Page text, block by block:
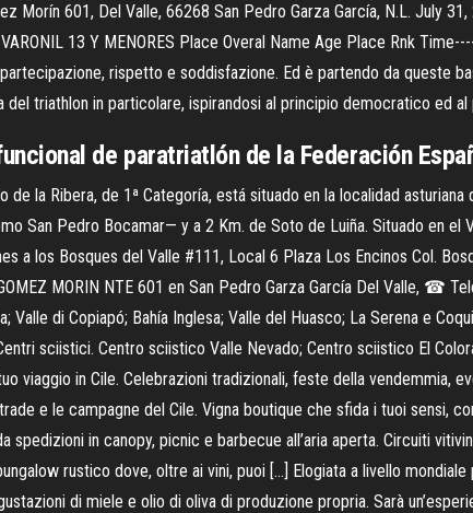
Morín 601, Del Valle, 66268 San Pedro Garza García, N.L. July
13 Y MENORES Place Overal Name Age Place Rnk
rispetto e soddisfazione. Ed è partendo da queste
del triathlon in particolare, ispirandosi al principio democratico ed
de paratriatlón de la Federación
de la Ribera, de 1ª Categoría, está situado en la localidad
San Pedro Bocamar— y a 2 Km. de Soto de Luiña. Situado en
a los Bosques del Valle #111, Local 6 Plaza Los Encinos Col.
MORIN NTE 601 en San Pedro Garza García Del Valle, ☎
Valle di Copiapó; Bahía Inglesa; Valle del Huasco; La Serena e
sciistici. Centro sciistico Valle Nevado; Centro sciistico El
viaggio in Cile. Celebrazioni tradizionali, feste della vendemmia,
e le campagne del Cile. Vigna boutique che sfida i tuoi sensi,
spedizioni in canopy, picnic e barbecue all’aria aperta. Circuiti
rustico dove, oltre ai vini, puoi […] Elogiata a livello
di miele e olio di oliva di produzione propria. Sarà